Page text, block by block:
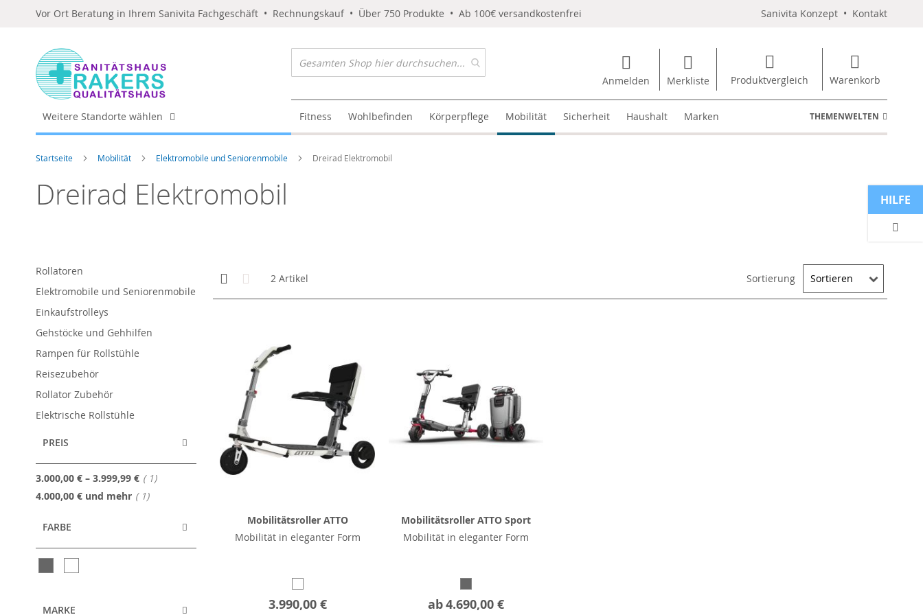
Vor Ort Beratung in Ihrem Sanivita Fachgeschäft • Rechnungskauf • Über 750 Produkte • Ab 100€ versandkostenfrei Sanivita Konzept • Kontakt
Anmelden Merkliste Produktvergleich Warenkorb
Weitere Standorte wählen Fitness Wohlbefinden Körperpflege Mobilität Sicherheit Haushalt Marken THEMENWELTEN
Startseite Mobilität Elektromobile und Seniorenmobile Dreirad Elektromobil
Dreirad Elektromobil
Anzeigen
als
Kachelansicht
2 Artikel Sortierung
Mobilitätsroller ATTO
Mobilität in eleganter Form
3.990,00 €
Mobilitätsroller ATTO Sport
Mobilität in eleganter Form
ab4.690,00 €
Rollatoren
Elektromobile und Seniorenmobile
Einkaufstrolleys
Gehstöcke und Gehhilfen
Rampen für Rollstühle
Reisezubehör
Rollator Zubehör
Elektrische Rollstühle
PREIS
3.000,00 € – 3.999,99 € 1Artikel
4.000,00 € und mehr 1Artikel
FARBE
MARKE
HILFE